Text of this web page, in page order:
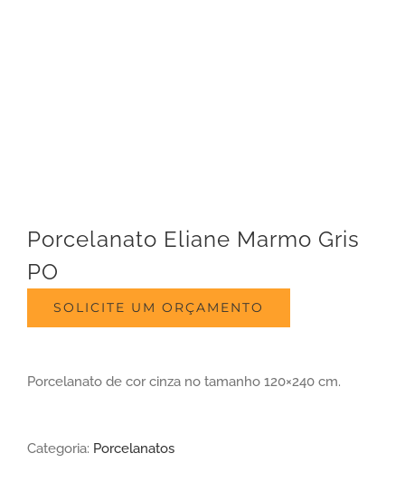
Porcelanato Eliane Marmo Gris
PO
SOLICITE UM ORÇAMENTO
Porcelanato de cor cinza no tamanho 120×240 cm.
Categoria: Porcelanatos